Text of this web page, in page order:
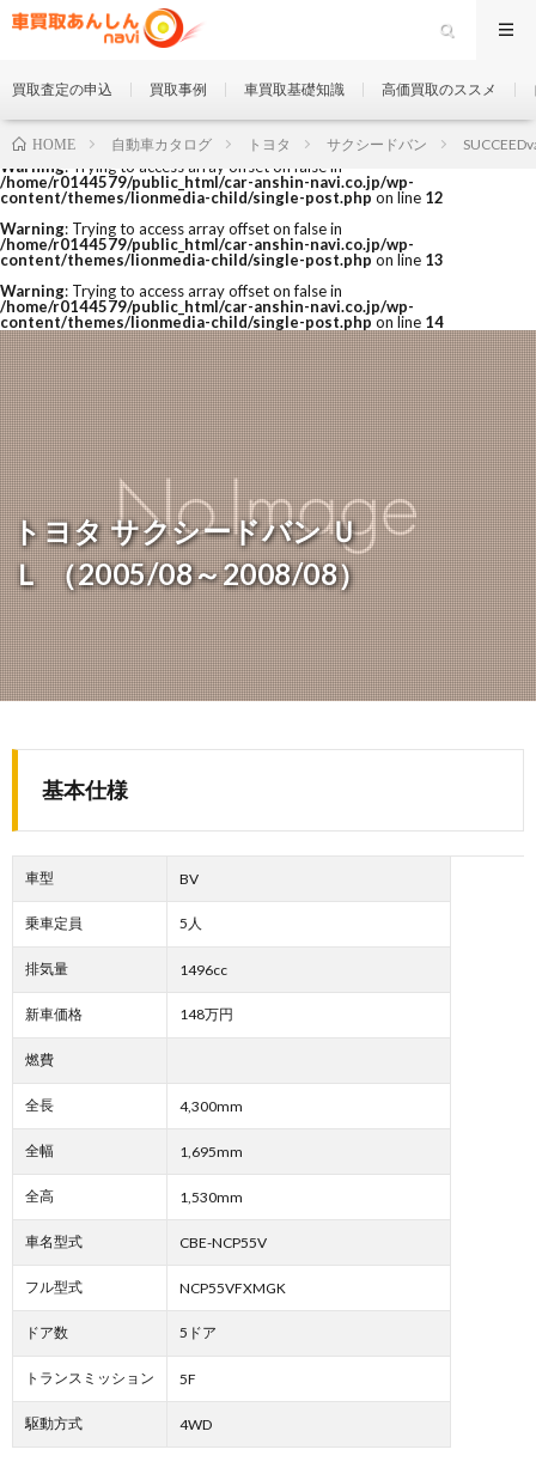
Warning: Trying to access array offset on false in
/home/r0144579/public_html/car-anshin-navi.co.jp/wp-
content/themes/lionmedia-child/single-post.php on line 12
Warning: Trying to access array offset on false in
/home/r0144579/public_html/car-anshin-navi.co.jp/wp-
content/themes/lionmedia-child/single-post.php on line 13
Warning: Trying to access array offset on false in
/home/r0144579/public_html/car-anshin-navi.co.jp/wp-
content/themes/lionmedia-child/single-post.php on line 14
買取査定の申込 買取事例 車買取基礎知識 高価買取のススメ
トヨタ サクシードバン Ｕ
Ｌ （2005/08～2008/08）
HOME 自動車カタログ トヨタ サクシードバン
基本仕様
車型 BV
乗車定員 5人
排気量 1496cc
新車価格 148万円
燃費
全長 4,300mm
全幅 1,695mm
全高 1,530mm
車名型式 CBE-NCP55V
フル型式 NCP55VFXMGK
ドア数 5ドア
トランスミッション 5F
駆動方式 4WD